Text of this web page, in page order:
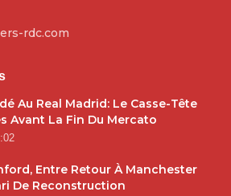
rdc.com
Au Real Madrid: Le Casse-Tête
Avant La Fin Du Mercato
Entre Retour À Manchester
De Reconstruction